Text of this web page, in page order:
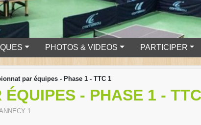
PHOTOS & VIDEOS PARTICIPER
par équipes - Phase 1 - TTC 1
- PHASE 1 -
1